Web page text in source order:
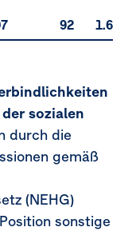
92 1.600
sozialen
durch die
gemäß
(NEHG)
sonstige